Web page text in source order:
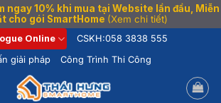
ngay 10% khi mua tại Website lần đầu, Miễn
cho gói SmartHome (Xem chi tiết)
Online CSKH:058 3838 555
giải pháp
Công Trình Thi Công